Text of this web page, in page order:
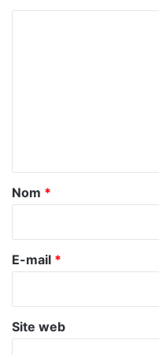
a
e
Nom *
E-mail *
Site web